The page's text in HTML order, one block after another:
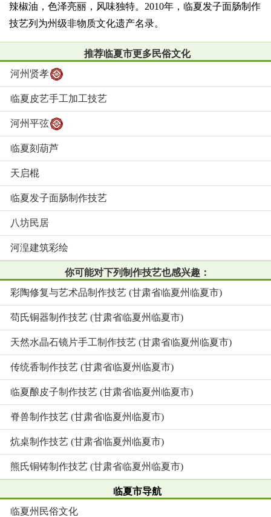
辣椒油，色泽亮丽，风味独特。2010年，临夏发子面肠制作
技艺列为州级非物质文化遗产名录。
推荐临夏市更多民俗文化
河州贤孝
临夏皮艺手工加工技艺
河州平弦
临夏刻葫芦
天启棍
临夏发子面肠制作技艺
八坊民居
河湟建筑彩绘
你可能对下列制作技艺也感兴趣：
彩陶修复与艺术品制作技艺 (甘肃省临夏州临夏市)
苟氏铜器制作技艺 (甘肃省临夏州临夏市)
天然水晶石镜片手工制作技艺 (甘肃省临夏州临夏市)
传统香制作技艺 (甘肃省临夏州临夏市)
临夏酿皮子制作技艺 (甘肃省临夏州临夏市)
脊兽制作技艺 (甘肃省临夏州临夏市)
炕桌制作技艺 (甘肃省临夏州临夏市)
熊氏铜铸制作技艺 (甘肃省临夏州临夏市)
临夏市导航
临夏州民俗文化